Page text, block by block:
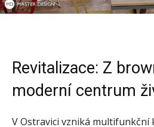
Revitalizace: Z
moderní centrum
V Ostravici vzniká multifunkční